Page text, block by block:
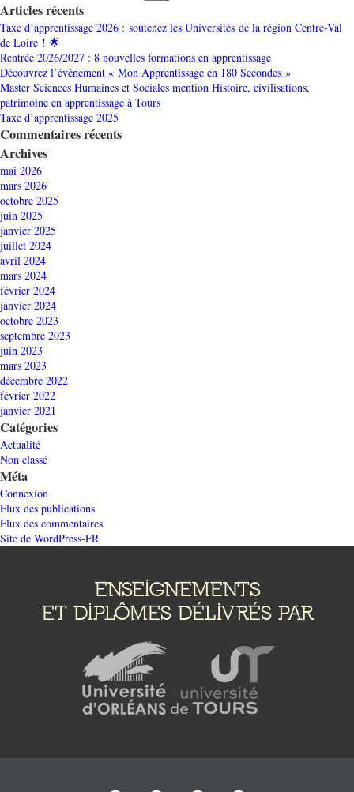
Articles récents
Taxe d’apprentissage 2026 : soutenez les Universités de la région Centre-Val
de Loire ! 🌟
Rentrée 2026/2027 : 8 nouvelles formations en apprentissage
Découvrez l’événement « Mon Apprentissage en 180 Secondes »
Master Sciences Humaines et Sociales mention Histoire, civilisations,
patrimoine en apprentissage à Tours
Taxe d’apprentissage 2025
Commentaires récents
Archives
mai 2026
mars 2026
octobre 2025
juin 2025
janvier 2025
juillet 2024
avril 2024
mars 2024
février 2024
janvier 2024
octobre 2023
septembre 2023
juin 2023
mars 2023
décembre 2022
février 2022
janvier 2021
Catégories
Actualité
Non classé
Méta
Connexion
Flux des publications
Flux des commentaires
Site de WordPress-FR
ENSEIGNEMENTS
ET DIPLÔMES DÉLIVRÉS PAR